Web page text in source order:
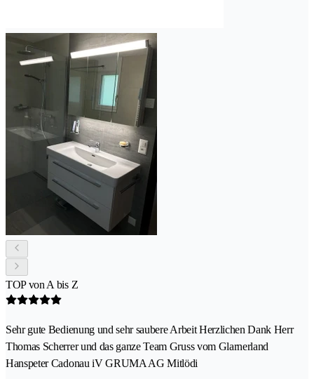
TOP von A bis Z
Sehr gute Bedienung und sehr saubere Arbeit Herzlichen Dank Herr
Thomas Scherrer und das ganze Team Gruss vom Glarnerland
Hanspeter Cadonau iV GRUMA AG Mitlödi